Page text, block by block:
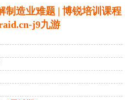
制造业难题 | 博锐培训课程
j9九游